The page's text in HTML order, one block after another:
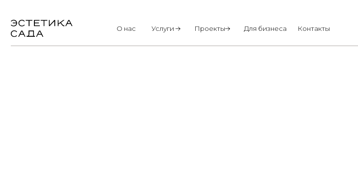
О нас Услуги Проекты Для бизнеса